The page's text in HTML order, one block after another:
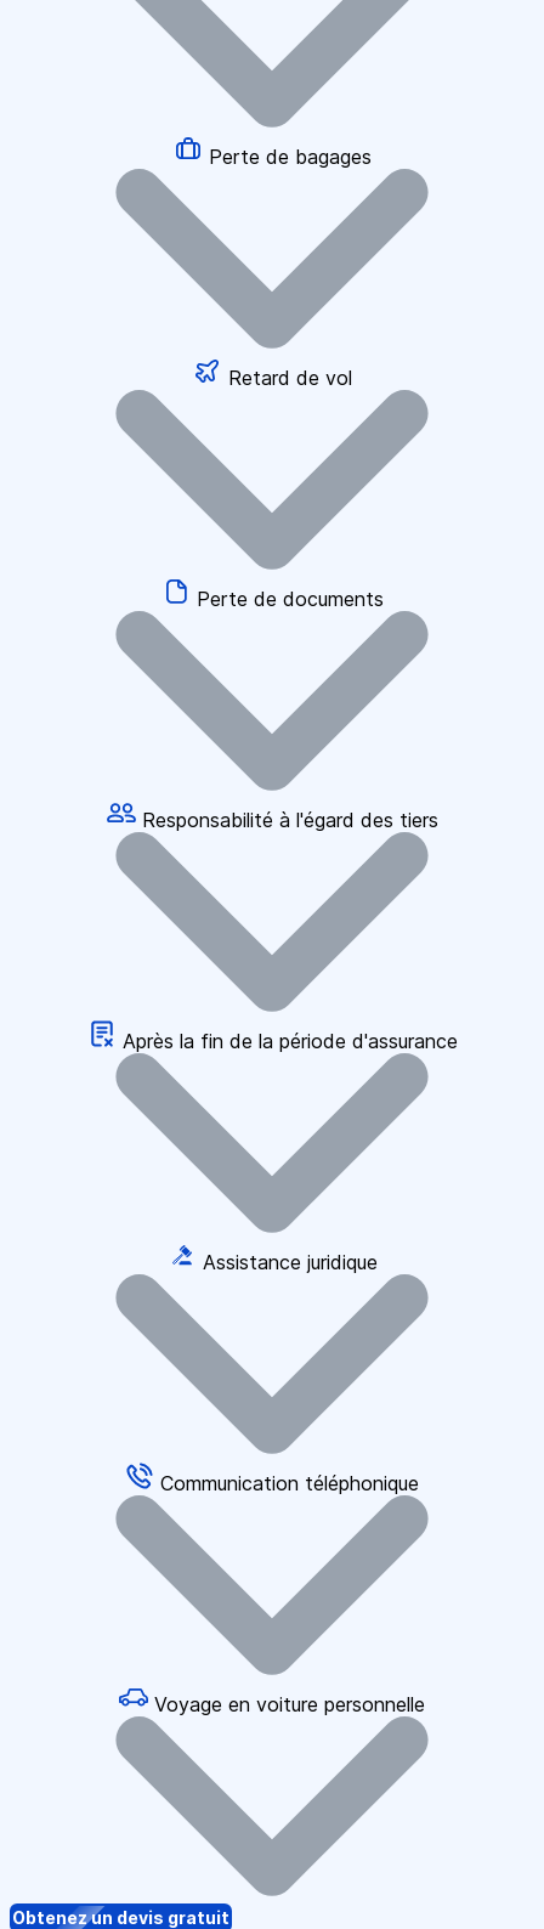
Perte de bagages
Retard de vol
Perte de documents
Responsabilité à l'égard des tiers
Après la fin de la période d'assurance
Assistance juridique
Communication téléphonique
Voyage en voiture personnelle
Obtenez un devis gratuit